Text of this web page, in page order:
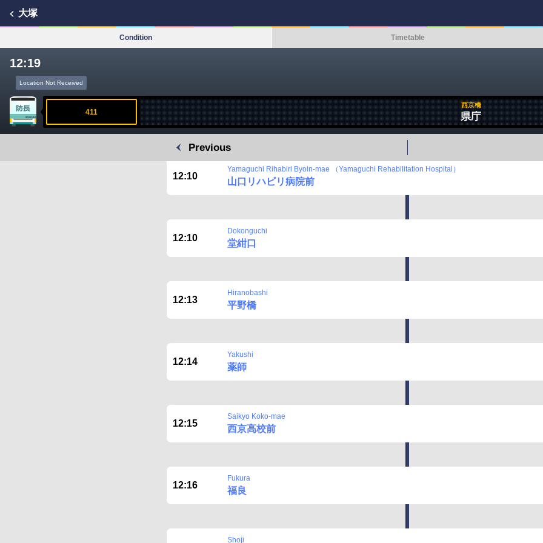
大塚
Condition Timetable
12:19
Location Not Received
411
西京橋
県庁
Previous
12:10
Yamaguchi Rihabiri Byoin-mae （Yamaguchi Rehabilitation Hospital）
山口リハビリ病院前
12:10
Dokonguchi
堂紺口
12:13
Hiranobashi
平野橋
12:14
Yakushi
薬師
12:15
Saikyo Koko-mae
西京高校前
12:16
Fukura
福良
Shoji